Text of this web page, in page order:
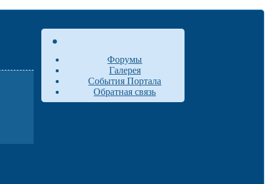
Форумы
Галерея
События Портала
Обратная связь